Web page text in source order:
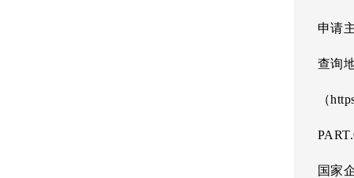
申请
查询
（
国家